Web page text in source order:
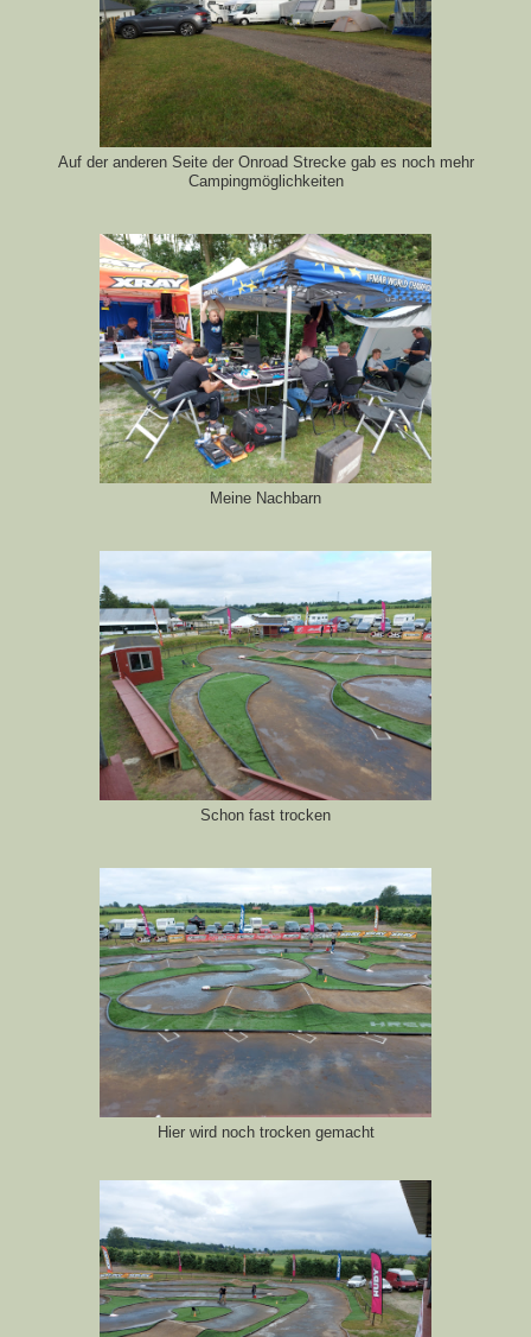
Auf der anderen Seite der Onroad Strecke gab es noch mehr
Campingmöglichkeiten
Meine Nachbarn
Schon fast trocken
Hier wird noch trocken gemacht